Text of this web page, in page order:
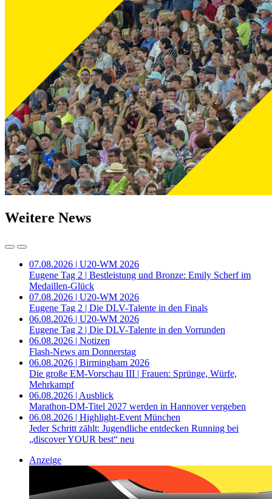
Weitere News
07.08.2026 | U20-WM 2026
Eugene Tag 2 | Bestleistung und Bronze: Emily Scherf im
Medaillen-Glück
07.08.2026 | U20-WM 2026
Eugene Tag 2 | Die DLV-Talente in den Finals
06.08.2026 | U20-WM 2026
Eugene Tag 2 | Die DLV-Talente in den Vorrunden
06.08.2026 | Notizen
Flash-News am Donnerstag
06.08.2026 | Birmingham 2026
Die große EM-Vorschau III | Frauen: Sprünge, Würfe,
Mehrkampf
06.08.2026 | Ausblick
Marathon-DM-Titel 2027 werden in Hannover vergeben
06.08.2026 | Highlight-Event München
Jeder Schritt zählt: Jugendliche entdecken Running bei
„discover YOUR best“ neu
Anzeige